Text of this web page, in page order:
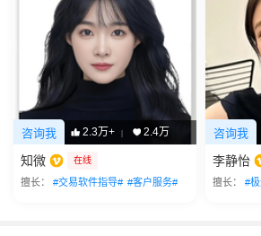
咨询我 2.3万+ | 2.4万
知微 在线
擅长： #交易软件指导# #客户服务#
咨询我
李静怡
擅长： #